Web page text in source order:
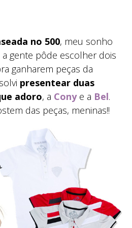
no 500, meu sonho
gente pôde escolher dois
ganharem peças da
presentear duas
adoro, a Conye a Bel.
das peças, meninas!!